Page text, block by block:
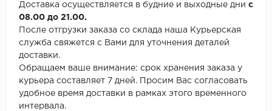
Доставка осуществляется в будние и выходные дни с
08.00 до 21.00.
После отгрузки заказа со склада наша Курьерская
служба свяжется с Вами для уточнения деталей
доставки.
Обращаем ваше внимание: срок хранения заказа у
курьера составляет 7 дней. Просим Вас согласовать
удобное время доставки в рамках этого временного
интервала.